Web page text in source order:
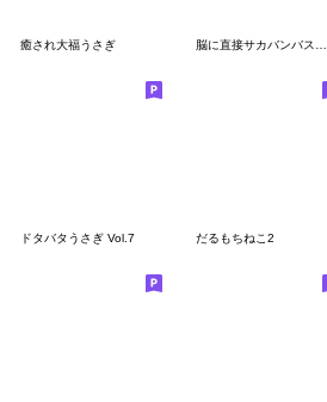
癒され大福うさぎ 脳に直接サカバンバスピス
ドタバタうさぎ Vol.7 だるもちねこ2